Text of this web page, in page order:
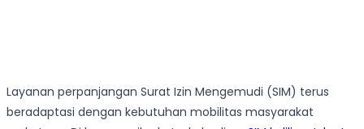
Layanan perpanjangan Surat Izin Mengemudi (SIM) terus
beradaptasi dengan kebutuhan mobilitas masyarakat